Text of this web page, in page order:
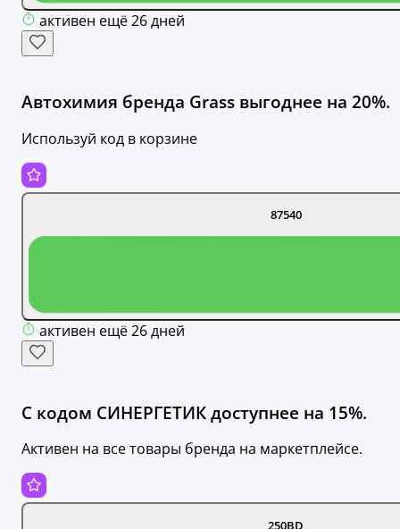
активен ещё 26 дней
Автохимия бренда Grass выгоднее на 20%.
Используй код в корзине
87540
активен ещё 26 дней
С кодом СИНЕРГЕТИК доступнее на 15%.
Активен на все товары бренда на маркетплейсе.
250BD